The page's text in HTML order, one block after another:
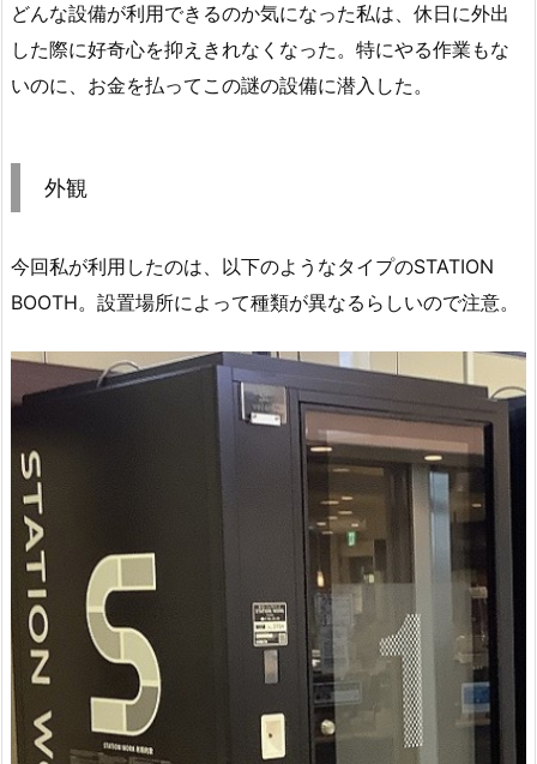
どんな設備が利用できるのか気になった私は、休日に外出
した際に好奇心を抑えきれなくなった。特にやる作業もな
いのに、お金を払ってこの謎の設備に潜入した。
外観
今回私が利用したのは、以下のようなタイプのSTATION
BOOTH。設置場所によって種類が異なるらしいので注意。